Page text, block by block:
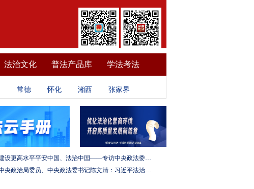
法治文化 普法产品库 学法考法
常德 怀化 湘西 张家界
建设更高水平平安中国、法治中国——专访中央政法委秘书长訚柏
中央政治局委员、中央政法委书记陈文清：习近平法治思想是全面依法治国的根本遵循和行动指南